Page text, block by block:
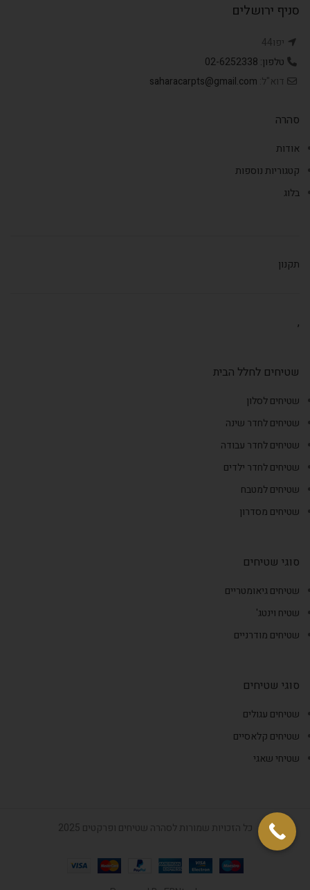
סניף ירושלים
יפו44
טלפון: 02-6252338
דוא"ל: saharacarpts@gmail.com
סהרה
אודות
קטגוריות נוספות
בלוג
תקנון
,
שטיחים לחלל הבית
שטיחים לסלון
שטיחים לחדר שינה
שטיחים לחדר עבודה
שטיחים לחדר ילדים
שטיחים למטבח
שטיחים מסדרון
סוגי שטיחים
שטיחים גיאומטריים
שטיח וינטג'
שטיחים מודרניים
סוגי שטיחים
שטיחים עגולים
שטיחים קלאסיים
שטיחי שאגי
כל הזכויות שמורות לסהרה שטיחים ופרקטים 2025